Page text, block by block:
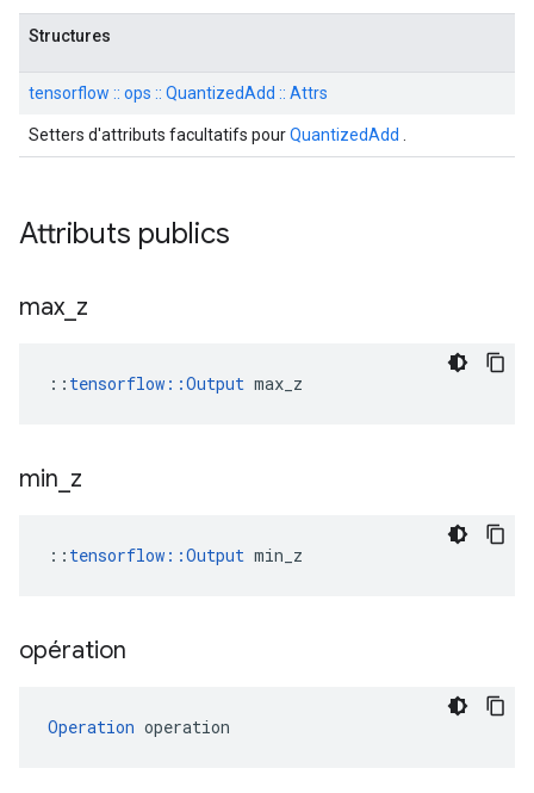
Structures
tensorflow :: ops :: QuantizedAdd :: Attrs
Setters d'attributs facultatifs pourQuantizedAdd
Attributs publics
max z
:: tensorflow::Output max_z
min z
:: tensorflow::Output min_z
opération
Operation operation